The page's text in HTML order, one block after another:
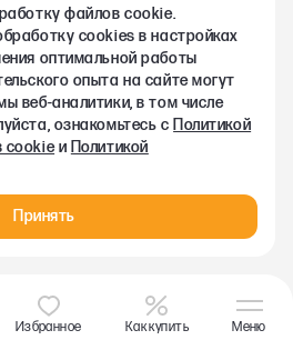
Каркас Монолит
данных
информационных материалов
на данном сайте, носит
характер и ни при каких
офертой, определяемой
Избранное Как купить Меню
файлов cookie.
сookies в настройках
оптимальной работы
опыта на сайте могут
веб-аналитики, в том числе
ознакомьтесь с Политикой
cookieи Политикой
Принять